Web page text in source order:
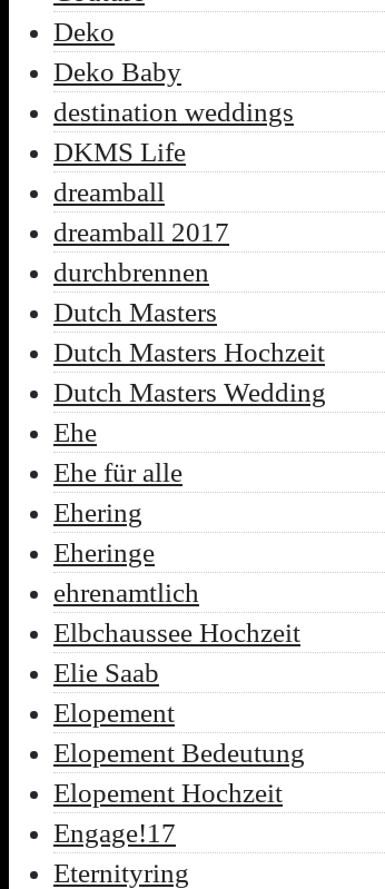
Deko
Deko Baby
destination weddings
DKMS Life
dreamball
dreamball 2017
durchbrennen
Dutch Masters
Dutch Masters Hochzeit
Dutch Masters Wedding
Ehe
Ehe für alle
Ehering
Eheringe
ehrenamtlich
Elbchaussee Hochzeit
Elie Saab
Elopement
Elopement Bedeutung
Elopement Hochzeit
Engage!17
Eternityring